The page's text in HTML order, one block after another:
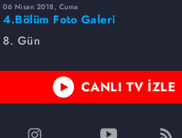
06 Nisan 2018, Cuma
4.Bölüm Foto Galeri
8. Gün
CANLI TV İZLE